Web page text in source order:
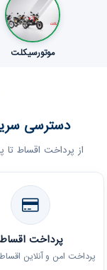
درباره‌ما
تماس
موتورسیکلت
دسترسی
از پرداخت اقساط تا
پرداخت اقساط
پرداخت امن و آنلاین اقساط